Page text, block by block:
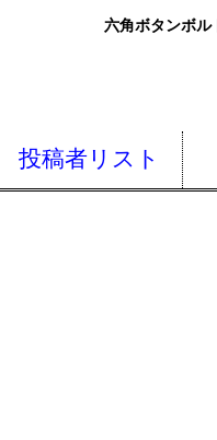
六角ボタンボル
投稿者リスト